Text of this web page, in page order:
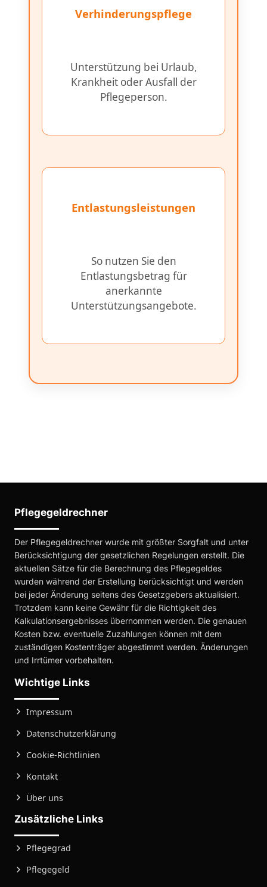
Verhinderungspflege
Unterstützung bei Urlaub,
Krankheit oder Ausfall der
Pflegeperson.
Entlastungsleistungen
So nutzen Sie den
Entlastungsbetrag für
anerkannte
Unterstützungsangebote.
Pflegegeldrechner
Der Pflegegeldrechner wurde mit größter Sorgfalt und unter
Berücksichtigung der gesetzlichen Regelungen erstellt. Die
aktuellen Sätze für die Berechnung des Pflegegeldes
wurden während der Erstellung berücksichtigt und werden
bei jeder Änderung seitens des Gesetzgebers aktualisiert.
Trotzdem kann keine Gewähr für die Richtigkeit des
Kalkulationsergebnisses übernommen werden. Die genauen
Kosten bzw. eventuelle Zuzahlungen können mit dem
zuständigen Kostenträger abgestimmt werden. Änderungen
und Irrtümer vorbehalten.
Wichtige Links
Impressum
Datenschutzerklärung
Cookie-Richtlinien
Kontakt
Über uns
Zusätzliche Links
Pflegegrad
Pflegegeld